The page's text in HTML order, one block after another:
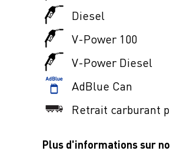
Diesel
V-Power 100
V-Power Diesel
AdBlue Can
Retrait carburant
Plus d'informations sur